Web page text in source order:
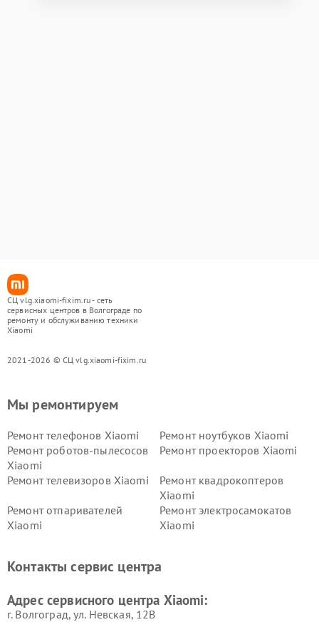
СЦ vlg.xiaomi-fixim.ru - сеть
сервисных центров в Волгограде по
ремонту и обслуживанию техники
Xiaomi
2021-2026 © СЦ vlg.xiaomi-fixim.ru
Мы ремонтируем
Ремонт телефонов Xiaomi
Ремонт ноутбуков Xiaomi
Ремонт роботов-пылесосов
Xiaomi
Ремонт проекторов Xiaomi
Ремонт телевизоров Xiaomi
Ремонт квадрокоптеров
Xiaomi
Ремонт отпаривателей
Xiaomi
Ремонт электросамокатов
Xiaomi
Ремонт стиральных машин
Ремонт смарт-часов Xiaomi
Контакты сервис центра
Адрес сервисного центра Xiaomi:
г. Волгоград, ул. Невская, 12В